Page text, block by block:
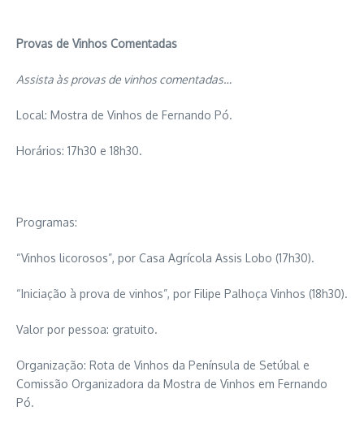
Provas de Vinhos Comentadas
Assista às provas de vinhos comentadas…
Local: Mostra de Vinhos de Fernando Pó.
Horários: 17h30 e 18h30.
Programas:
“Vinhos licorosos”, por Casa Agrícola Assis Lobo (17h30).
“Iniciação à prova de vinhos”, por Filipe Palhoça Vinhos (18h30).
Valor por pessoa: gratuito.
Organização: Rota de Vinhos da Península de Setúbal e
Comissão Organizadora da Mostra de Vinhos em Fernando
Pó.